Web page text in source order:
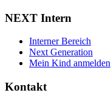
NEXT Intern
Interner Bereich
Next Generation
Mein Kind anmelden
Kontakt